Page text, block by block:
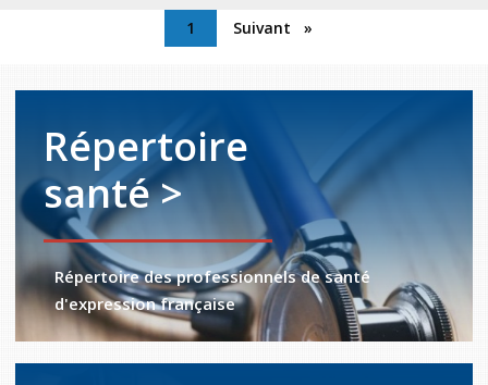
1 Suivant
Répertoire
santé >
Répertoire des professionnels de santé
d'expression française